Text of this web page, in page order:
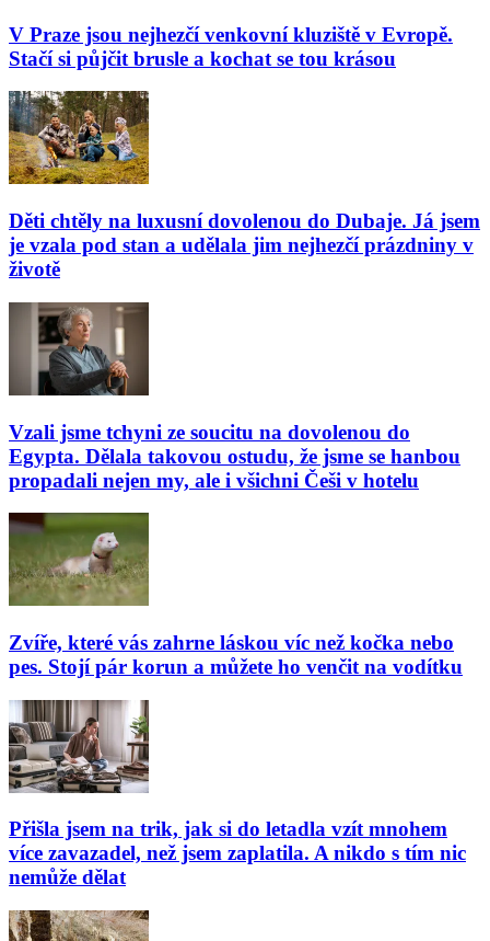
V Praze jsou nejhezčí venkovní kluziště v Evropě.
Stačí si půjčit brusle a kochat se tou krásou
Děti chtěly na luxusní dovolenou do Dubaje. Já jsem
je vzala pod stan a udělala jim nejhezčí prázdniny v
životě
Vzali jsme tchyni ze soucitu na dovolenou do
Egypta. Dělala takovou ostudu, že jsme se hanbou
propadali nejen my, ale i všichni Češi v hotelu
Zvíře, které vás zahrne láskou víc než kočka nebo
pes. Stojí pár korun a můžete ho venčit na vodítku
Přišla jsem na trik, jak si do letadla vzít mnohem
více zavazadel, než jsem zaplatila. A nikdo s tím nic
nemůže dělat